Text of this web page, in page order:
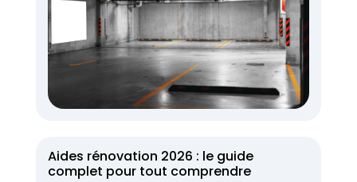
Aides rénovation 2026 : le guide
complet pour tout comprendre